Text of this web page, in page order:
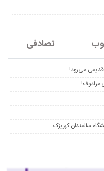
تصادفی
می‌رود!
مرادوف!
سالمندان کهریزک